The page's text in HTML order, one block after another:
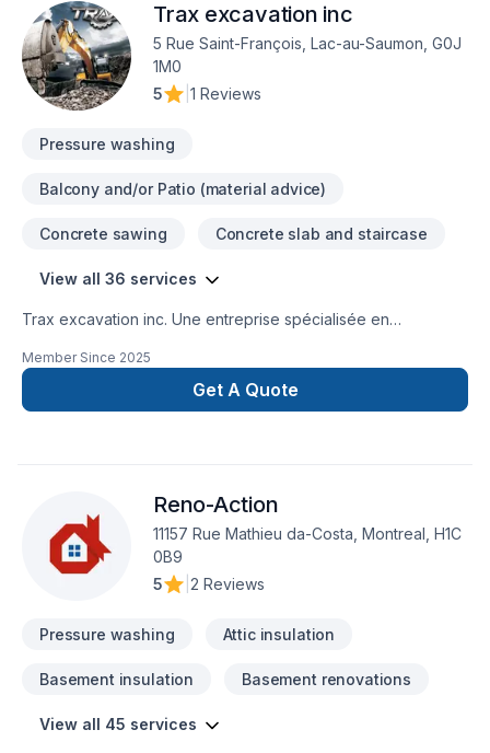
vos besoins et la qualité des travaux Arsema intervient dans
les régions du Bas-Saint-Laurent et les environs, en
respectant votre budget et vos délais. Faites confiance à
Arsema, le spécialiste des travaux !
Trax excavation inc
5 Rue Saint-François, Lac-au-Saumon, G0J
1M0
5
1 Reviews
Pressure washing
Balcony and/or Patio (material advice)
Concrete sawing Concrete slab and staircase
View all 36 services
Trax excavation inc. Une entreprise spécialisée en
soutènement, pavés unis, travaux de béton, drain français,
imperméabilisation de fondations et aussi, ventes de produits
tels que pavés, dalles, agrégats et plus. Service rapide et
Member Since 2025
Get A Quote
Reno-Action
11157 Rue Mathieu da-Costa, Montreal, H1C
0B9
5
2 Reviews
Pressure washing Attic insulation
Basement insulation Basement renovations
View all 45 services